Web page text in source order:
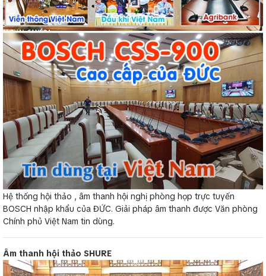
Hệ thống hội thảo , âm thanh hội nghị phòng họp trực tuyến
BOSCH nhập khẩu của ĐỨC. Giải pháp âm thanh được Văn phòng
Chính phủ Việt Nam tin dùng.
Âm thanh hội thảo SHURE